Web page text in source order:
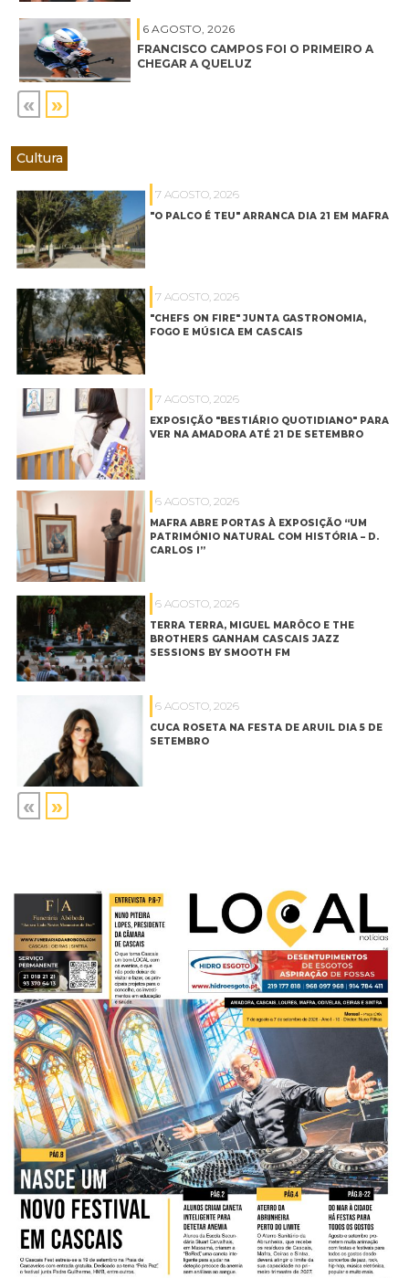
6 AGOSTO, 2026
FRANCISCO CAMPOS FOI O PRIMEIRO A
CHEGAR A QUELUZ
« »
Cultura
7 AGOSTO, 2026
"O PALCO É TEU" ARRANCA DIA 21 EM MAFRA
7 AGOSTO, 2026
"CHEFS ON FIRE" JUNTA GASTRONOMIA,
FOGO E MÚSICA EM CASCAIS
7 AGOSTO, 2026
EXPOSIÇÃO "BESTIÁRIO QUOTIDIANO" PARA
VER NA AMADORA ATÉ 21 DE SETEMBRO
6 AGOSTO, 2026
MAFRA ABRE PORTAS À EXPOSIÇÃO “UM
PATRIMÓNIO NATURAL COM HISTÓRIA – D.
CARLOS I”
6 AGOSTO, 2026
TERRA TERRA, MIGUEL MARÔCO E THE
BROTHERS GANHAM CASCAIS JAZZ
SESSIONS BY SMOOTH FM
6 AGOSTO, 2026
CUCA ROSETA NA FESTA DE ARUIL DIA 5 DE
SETEMBRO
« »